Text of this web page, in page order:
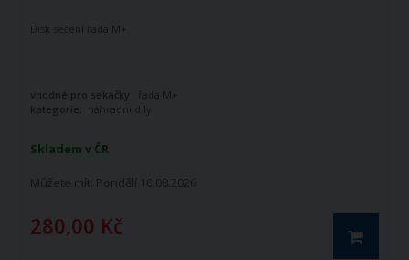
Skladem v ČR
Můžete mít: Pondělí 10.08.2026
280,00 Kč
Disk sečení řada M+.
vhodné pro sekačky: řada M+
kategorie: náhradní díly